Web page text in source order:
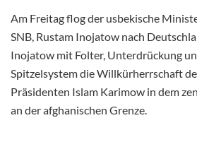
Am Freitag flog der usbekische
SNB, Rustam Inojatow nach
Inojatow mit Folter, Unterdrückung
Spitzelsystem die Willkürherrschaft
Präsidenten Islam Karimow in dem
an der afghanischen Grenze.